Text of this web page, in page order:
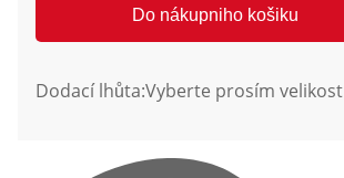
Do nákupniho košiku
Dodací lhůta:Vyberte prosím velikost